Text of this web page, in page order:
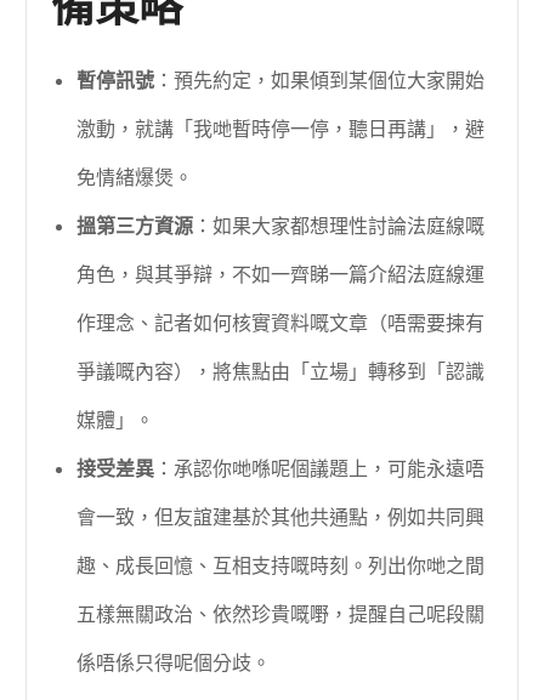
暫停訊號 ：預先約定，如果傾到某個位大家開始
激動，就講「我哋暫時停一停，聽日再講」，避
免情緒爆煲。
搵第三方資源 ：如果大家都想理性討論法庭線嘅
角色，與其爭辯，不如一齊睇一篇介紹法庭線運
作理念、記者如何核實資料嘅文章（唔需要揀有
爭議嘅內容），將焦點由「立場」轉移到「認識
媒體」。
接受差異 ：承認你哋喺呢個議題上，可能永遠唔
會一致，但友誼建基於其他共通點，例如共同興
趣、成長回憶、互相支持嘅時刻。列出你哋之間
五樣無關政治、依然珍貴嘅嘢，提醒自己呢段關
係唔係只得呢個分歧。